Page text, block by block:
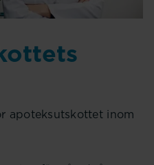
apoteksutskottet inom